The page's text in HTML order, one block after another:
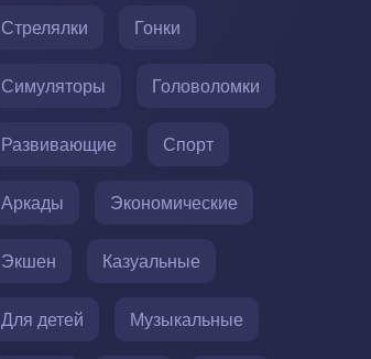
Стрелялки Гонки
Симуляторы Головоломки
Развивающие Спорт
Аркады Экономические
Экшен Казуальные
Для детей Музыкальные